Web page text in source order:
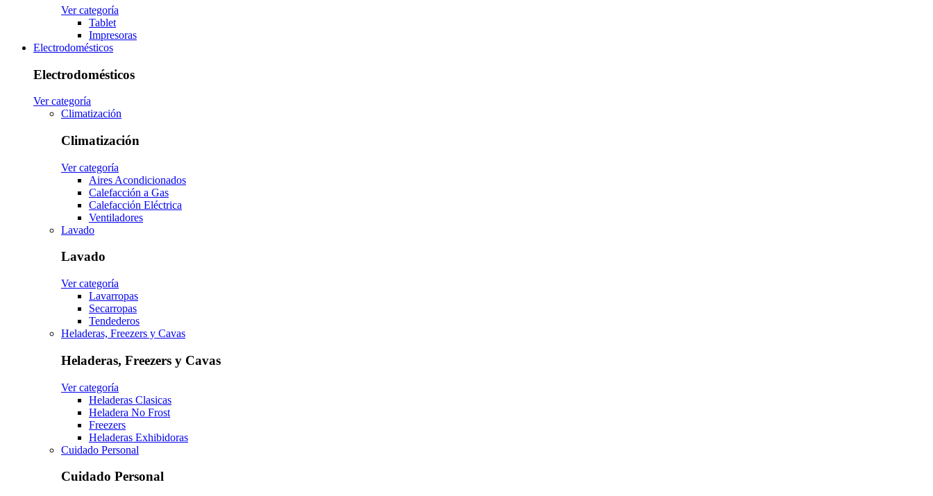
Ver categoría
Tablet
Impresoras
Electrodomésticos
Electrodomésticos
Ver categoría
Climatización
Climatización
Ver categoría
Aires Acondicionados
Calefacción a Gas
Calefacción Eléctrica
Ventiladores
Lavado
Lavado
Ver categoría
Lavarropas
Secarropas
Tendederos
Heladeras, Freezers y Cavas
Heladeras, Freezers y Cavas
Ver categoría
Heladeras Clasicas
Heladera No Frost
Freezers
Heladeras Exhibidoras
Cuidado Personal
Cuidado Personal